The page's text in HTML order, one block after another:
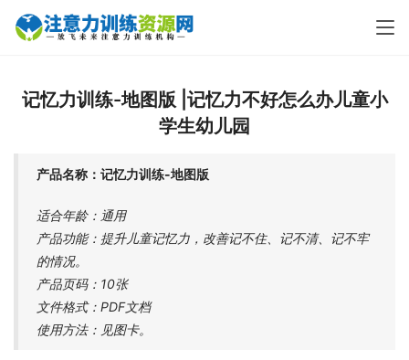
记忆力训练-地图版 |记忆力不好怎么办儿童小
学生幼儿园
产品名称：记忆力训练-地图版
适合年龄：通用
产品功能：提升儿童记忆力，改善记不住、记不清、记不牢
的情况。
产品页码：10张
文件格式：PDF文档
使用方法：见图卡。